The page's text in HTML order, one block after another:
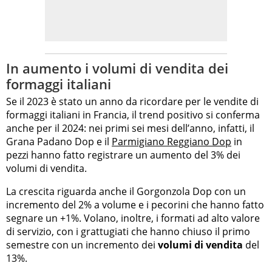
In aumento i volumi di vendita dei
formaggi italiani
Se il 2023 è stato un anno da ricordare per le vendite di
formaggi italiani in Francia, il trend positivo si conferma
anche per il 2024: nei primi sei mesi dell’anno, infatti, il
Grana Padano Dop e il Parmigiano Reggiano Dop in
pezzi hanno fatto registrare un aumento del 3% dei
volumi di vendita.
La crescita riguarda anche il Gorgonzola Dop con un
incremento del 2% a volume e i pecorini che hanno fatto
segnare un +1%. Volano, inoltre, i formati ad alto valore
di servizio, con i grattugiati che hanno chiuso il primo
semestre con un incremento dei volumi di vendita del
13%.